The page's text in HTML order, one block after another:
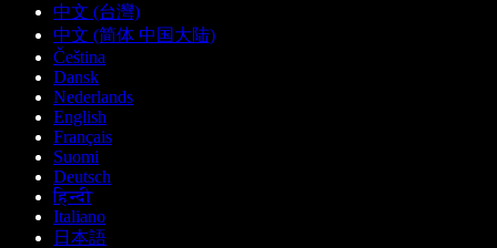
中文 (台灣)
中文 (简体 中国大陆)
Čeština
Dansk
Nederlands
English
Français
Suomi
Deutsch
हिन्दी
Italiano
日本語